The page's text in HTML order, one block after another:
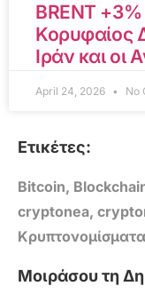
BRENT
Κορυφαίος
Ιράν και οι
April 24, 2026 No
Ετικέτες:
Bitcoin,
cryptonea,
Κρυπτονομίσματα
Μοιράσου τη